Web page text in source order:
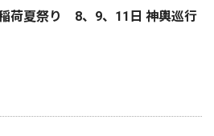
荷夏祭り 8、9、11日 神輿巡行